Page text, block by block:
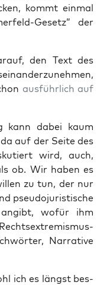
kommt ein­mal
Gesetz” der
den Text des
aus­führ­lich auf
kann dabei kaum
auf der Sei­te des
wird, auch,
ob. Wir haben es
zu tun, der nur
pseu­do­ju­ris­ti­sche
wofür ihm
Nar­ra­ti­ve
ich es längst bes­